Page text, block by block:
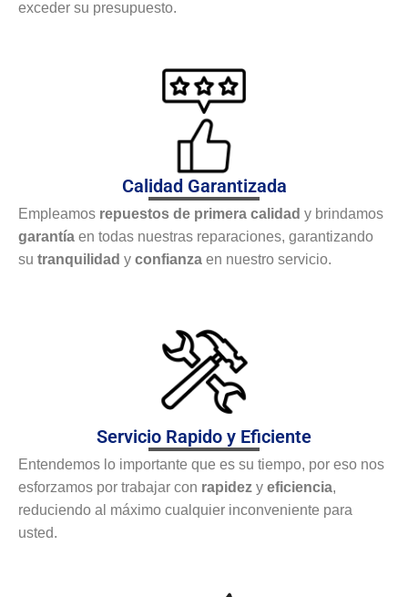
exceder su presupuesto.
Calidad Garantizada
Empleamos repuestos de primera calidad y brindamos
garantía en todas nuestras reparaciones, garantizando
su tranquilidad y confianza en nuestro servicio.
Servicio Rapido y Eficiente
Entendemos lo importante que es su tiempo, por eso nos
esforzamos por trabajar con rapidez y eficiencia,
reduciendo al máximo cualquier inconveniente para
usted.